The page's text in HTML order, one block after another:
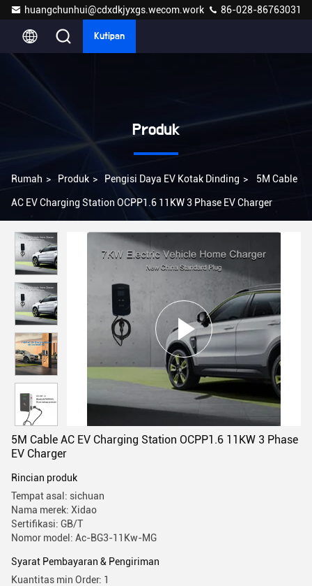
huangchunhui@cdxdkjyxgs.wecom.work 86-028-86763031
Kutipan
Produk
Rumah > Produk > Pengisi Daya EV Kotak Dinding > 5M Cable
AC EV Charging Station OCPP1.6 11KW 3 Phase EV Charger
5M Cable AC EV Charging Station OCPP1.6 11KW 3 Phase
EV Charger
Rincian produk
Tempat asal: sichuan
Nama merek: Xidao
Sertifikasi: GB/T
Nomor model: Ac-BG3-11Kw-MG
Syarat Pembayaran & Pengiriman
Kuantitas min Order: 1